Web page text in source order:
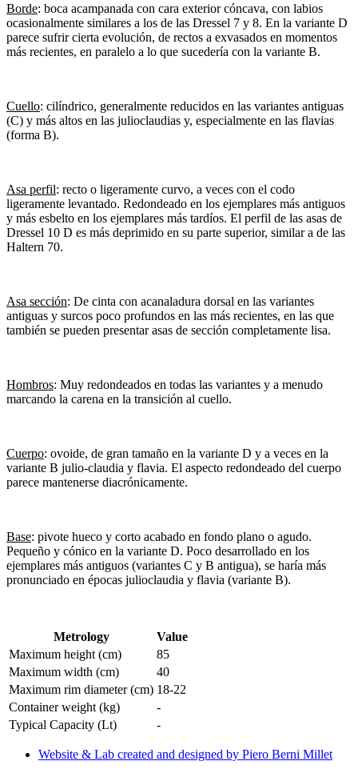
Borde: boca acampanada con cara exterior cóncava, con labios
ocasionalmente similares a los de las Dressel 7 y 8. En la variante D
parece sufrir cierta evolución, de rectos a exvasados en momentos
más recientes, en paralelo a lo que sucedería con la variante B.
Cuello: cilíndrico, generalmente reducidos en las variantes antiguas
(C) y más altos en las julioclaudias y, especialmente en las flavias
(forma B).
Asa perfil: recto o ligeramente curvo, a veces con el codo
ligeramente levantado. Redondeado en los ejemplares más antiguos
y más esbelto en los ejemplares más tardíos. El perfil de las asas de
Dressel 10 D es más deprimido en su parte superior, similar a de las
Haltern 70.
Asa sección: De cinta con acanaladura dorsal en las variantes
antiguas y surcos poco profundos en las más recientes, en las que
también se pueden presentar asas de sección completamente lisa.
Hombros: Muy redondeados en todas las variantes y a menudo
marcando la carena en la transición al cuello.
Cuerpo: ovoide, de gran tamaño en la variante D y a veces en la
variante B julio-claudia y flavia. El aspecto redondeado del cuerpo
parece mantenerse diacrónicamente.
Base: pivote hueco y corto acabado en fondo plano o agudo.
Pequeño y cónico en la variante D. Poco desarrollado en los
ejemplares más antiguos (variantes C y B antigua), se haría más
pronunciado en épocas julioclaudia y flavia (variante B).
Metrology
Value
Maximum height (cm)
85
Maximum width (cm)
40
Maximum rim diameter (cm) 18-22
Container weight (kg)
-
Typical Capacity (Lt)
-
Website & Lab created and designed by Piero Berni Millet